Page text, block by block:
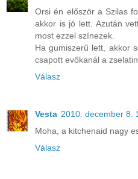
Orsi én először a Szilas
akkor is jó lett. Azután
most ezzel színezek.
Ha gumiszerű lett, akkor
csapott evőkanál a
Válasz
Vesta 2010. december 8.
Moha, a kitchenaid nagy
Válasz